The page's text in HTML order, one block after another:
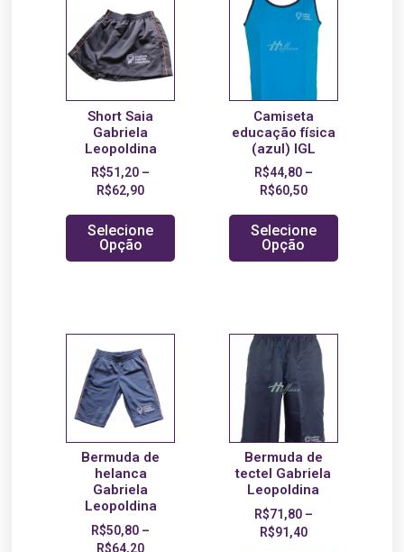
Short Saia
Gabriela
Leopoldina
R$51,20 –
R$62,90
Selecione
Opção
Camiseta
educação física
(azul) IGL
R$44,80–
R$60,50
Selecione
Opção
Bermuda de
helanca
Gabriela
Leopoldina
R$50,80 –
R$64,20
Bermuda de
tectel Gabriela
Leopoldina
R$71,80–
R$91,40